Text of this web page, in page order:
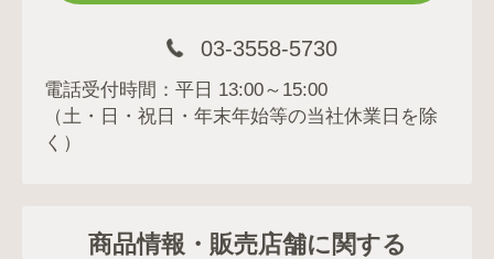
03-3558-5730
電話受付時間：平日 13:00～15:00
（土・日・祝日・年末年始等の当社休業日を除
く）
商品情報・販売店舗に関する